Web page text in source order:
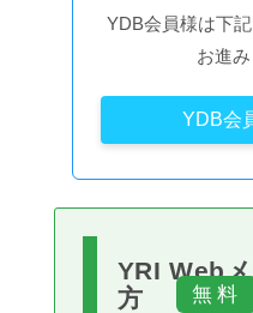
YDB会員様は下
お進み
YDB会
YRI Web
方